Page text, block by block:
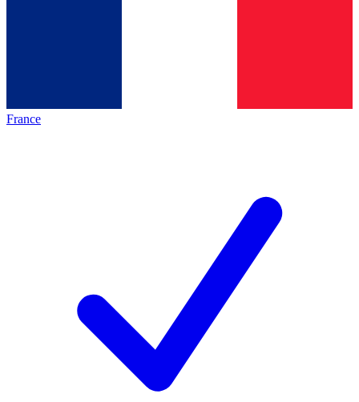
France